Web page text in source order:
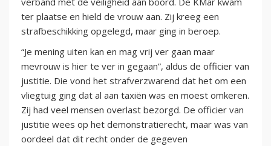
ter plaatse en hield de vrouw aan. Zij kreeg een
strafbeschikking opgelegd, maar ging in beroep.
“Je mening uiten kan en mag vrij ver gaan maar
mevrouw is hier te ver in gegaan”, aldus de officier van
justitie. Die vond het strafverzwarend dat het om een
vliegtuig ging dat al aan taxiën was en moest omkeren.
Zij had veel mensen overlast bezorgd. De officier van
justitie wees op het demonstratierecht, maar was van
oordeel dat dit recht onder de gegeven